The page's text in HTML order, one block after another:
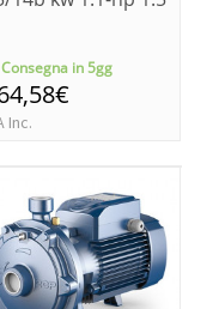
Consegna in 5gg
Inc.